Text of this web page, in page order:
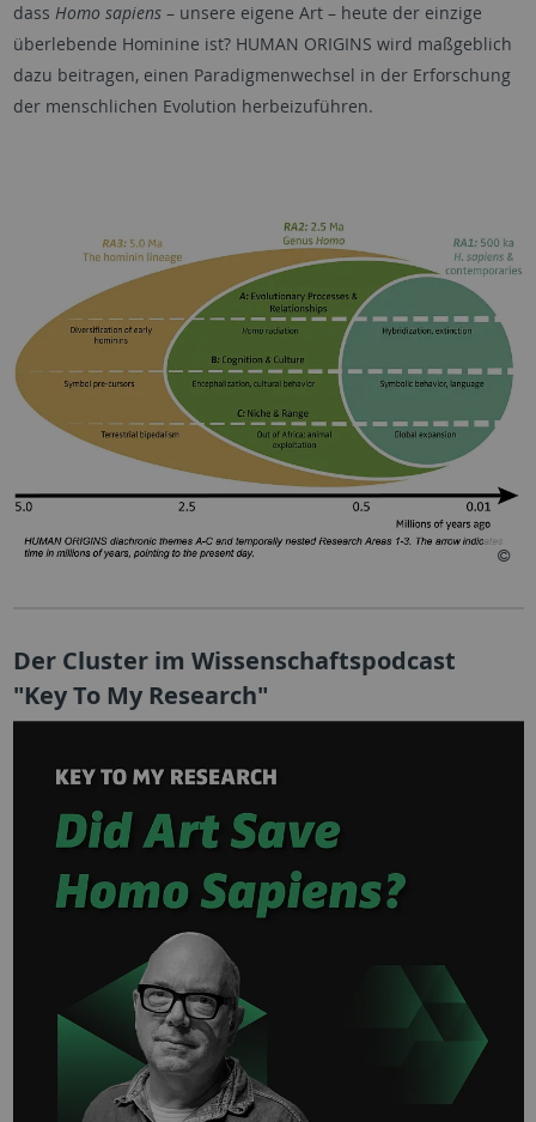
dass Homo sapiens– unsere eigene Art – heute der einzige
überlebende Hominine ist? HUMAN ORIGINS wird maßgeblich
dazu beitragen, einen Paradigmenwechsel in der Erforschung
der menschlichen Evolution herbeizuführen.
Der Cluster im Wissenschaftspodcast
"Key To My Research"